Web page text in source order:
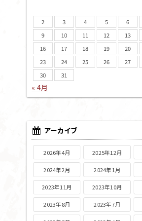
2
3 4 5 6
9
10 11 12 13
16
17 18 19 20
23
24 25 26 27
30
31
« 4月
アーカイブ
2026年4月 2025年12月
2024年2月 2024年1月
2023年11月 2023年10月
2023年8月 2023年7月